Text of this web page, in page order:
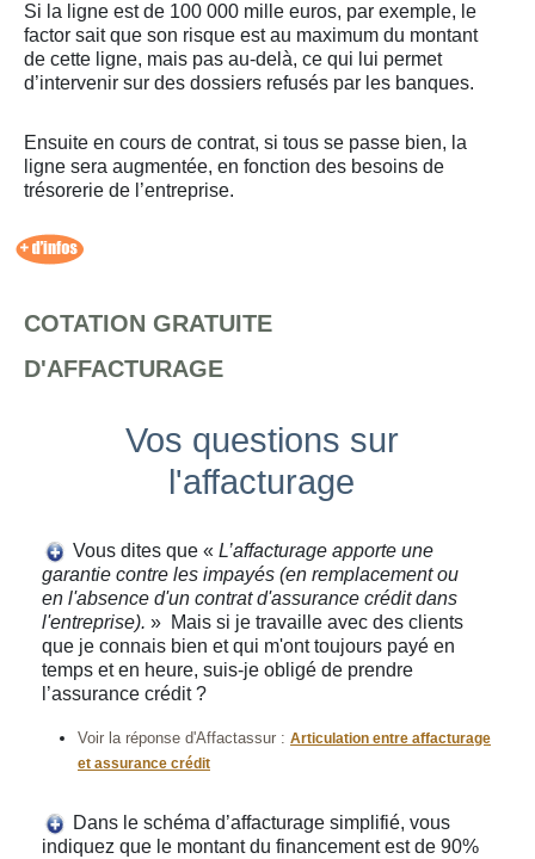
Si la ligne est de 100 000 mille euros, par exemple, le
factor sait que son risque est au maximum du montant
de cette ligne, mais pas au-delà, ce qui lui permet
d’intervenir sur des dossiers refusés par les banques.
Ensuite en cours de contrat, si tous se passe bien, la
ligne sera augmentée, en fonction des besoins de
trésorerie de l’entreprise.
COTATION GRATUITE
D'AFFACTURAGE
Vos questions sur
l'affacturage
Vous dites que « L’affacturage apporte une
garantie contre les impayés (en remplacement ou
en l'absence d'un contrat d'assurance crédit dans
l'entreprise). » Mais si je travaille avec des clients
que je connais bien et qui m'ont toujours payé en
temps et en heure, suis-je obligé de prendre
l’assurance crédit ?
Voir la réponse d'Affactassur : Articulation entre affacturage
et assurance crédit
Dans le schéma d’affacturage simplifié, vous
indiquez que le montant du financement est de 90%